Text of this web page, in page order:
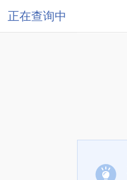
正在查询中